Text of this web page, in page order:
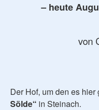
– heute
von
Der Hof, um den es
Sölde“ in Steinach.